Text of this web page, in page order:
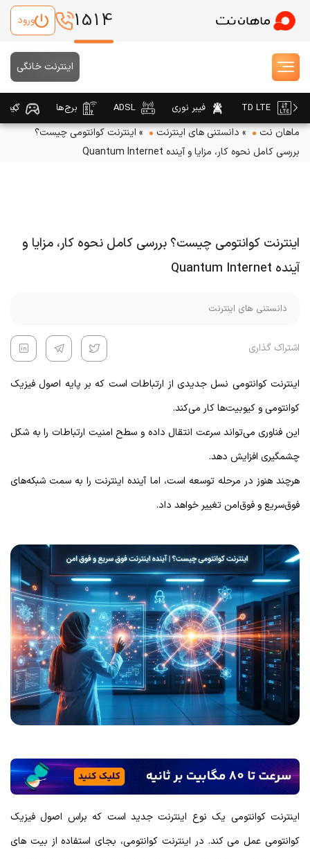
1514 ورود
اینترنت خانگی
TD LTE فیبر نوری ADSL برج‌ها
ماهان نت » دانستنی های اینترنت » اینترنت کوانتومی چیست؟
بررسی کامل نحوه کار، مزایا و آینده Quantum Internet
اینترنت کوانتومی چیست؟ بررسی کامل نحوه کار، مزایا و
آینده Quantum Internet
دانستنی های اینترنت
اشتراک گذاری
اینترنت کوانتومی نسل جدیدی از ارتباطات است که بر پایه اصول فیزیک
کوانتومی و کیوبیت‌ها کار می‌کند.
این فناوری می‌تواند سرعت انتقال داده و سطح امنیت ارتباطات را به شکل
چشمگیری افزایش دهد.
هرچند هنوز در مرحله توسعه است، اما آینده اینترنت را به سمت شبکه‌های
فوق‌سریع و فوق‌امن تغییر خواهد داد.
اینترنت کوانتومی یک نوع اینترنت جدید است که براس اصول فیزیک
کوانتومی عمل می کند. در اینترنت کوانتومی، بجای استفاده از بیت های